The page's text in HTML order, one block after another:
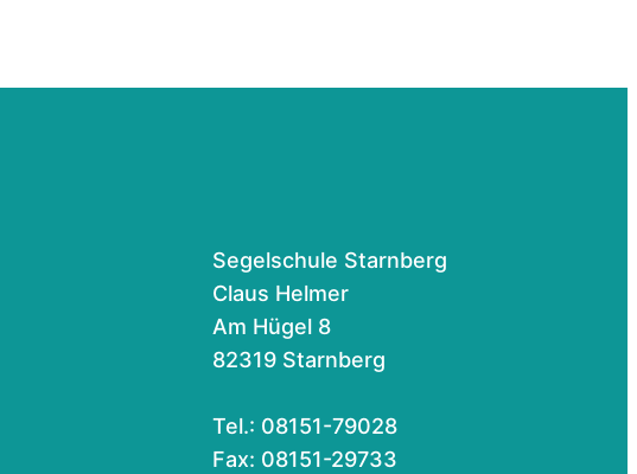
Segelschule Starnberg
Claus Helmer
Am Hügel 8
82319 Starnberg
Tel.: 08151-79028
Fax: 08151-29733